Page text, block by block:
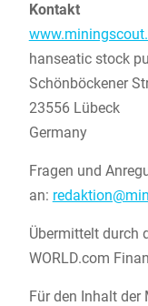
Kontakt
hanseatic stock
Schönböckener
23556 Lübeck
Germany
Fragen und
an:
Übermittelt durch
WORLD.com
Für den Inhalt der